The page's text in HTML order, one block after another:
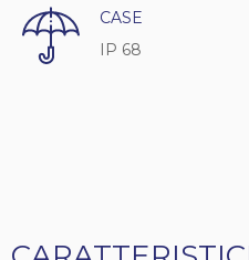
CASE
IP 68